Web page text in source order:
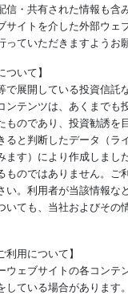
信・共有された情報も含
サイトを介した外部ウェ
ていただきますようお
ついて】
で展開している投資信託
ンテンツは、あくまでも
のであり、投資勧誘を
ると判断したデータ（ラ
ます）により作成しまし
ものではありません。ご
い。利用者が当該情報な
いても、当社およびその
利用について】
ウェブサイトの各コンテ
している場合があります